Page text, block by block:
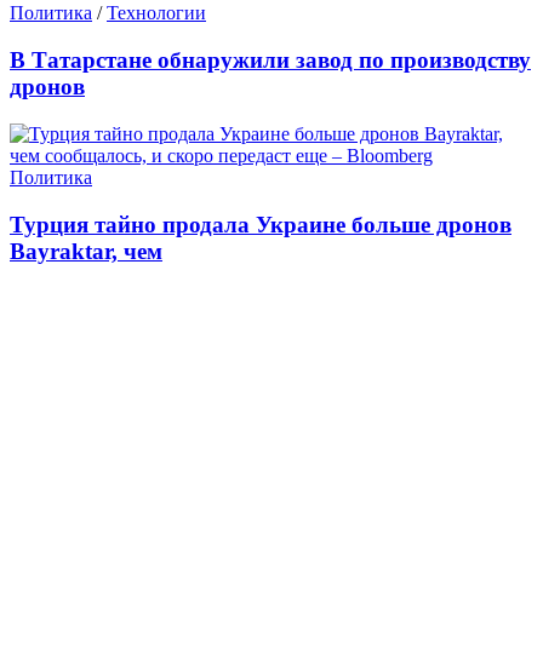
Политика /Технологии
В Татарстане обнаружили завод по производству
дронов
Политика
Турция тайно продала Украине больше дронов
Bayraktar, чем